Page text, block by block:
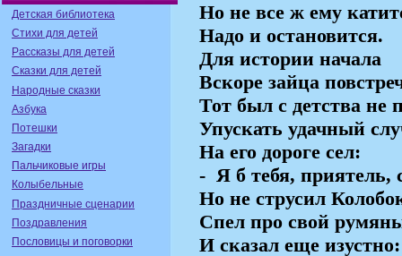
Детская библиотека
Стихи для детей
Рассказы для детей
Сказки для детей
Народные сказки
Азбука
Потешки
Загадки
Пальчиковые игры
Колыбельные
Праздничные сценарии
Поздравления
Пословицы и поговорки
Но не все ж ему
Надо и остановится.
Для истории начала
Вскоре зайца
Тот был с детства не
Упускать удачный
На его дороге сел:
- Я б тебя, приятель,
Но не струсил
Спел про свой
И сказал еще изустно: